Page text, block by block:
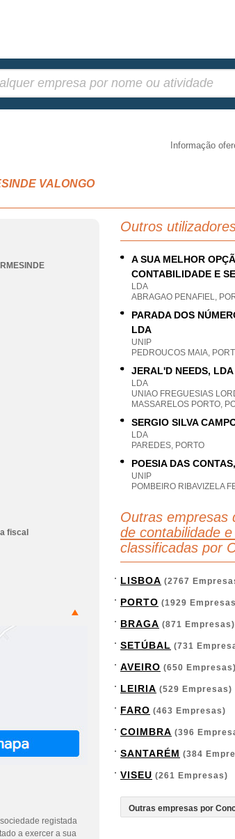
Informação
VALONGO
fiscal
registada
a exercer a sua
Outros
A SUA MELHOR
CONTABILIDADE E
LDA
ABRAGAO PENAFIEL,
PARADA DOS
LDA
UNIP
PEDROUCOS MAIA,
JERAL'D NEEDS, LDA
LDA
UNIAO FREGUESIAS
MASSARELOS PORTO,
SERGIO SILVA
LDA
PAREDES, PORTO
POESIA DAS
UNIP
POMBEIRO RIBAVIZELA
Outras empresas
de contabilidade
classificadas por
LISBOA (2767
PORTO (1929
BRAGA (871 Empresas)
SETÚBAL (731
AVEIRO (650 Empresas)
LEIRIA (529 Empresas)
FARO (463 Empresas)
COIMBRA (396
SANTARÉM (384
VISEU (261 Empresas)